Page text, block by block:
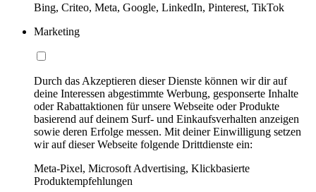
Bing, Criteo, Meta, Google, LinkedIn, Pinterest, TikTok
Marketing
Durch das Akzeptieren dieser Dienste können wir dir auf
deine Interessen abgestimmte Werbung, gesponserte Inhalte
oder Rabattaktionen für unsere Webseite oder Produkte
basierend auf deinem Surf- und Einkaufsverhalten anzeigen
sowie deren Erfolge messen. Mit deiner Einwilligung setzen
wir auf dieser Webseite folgende Drittdienste ein:
Meta-Pixel, Microsoft Advertising, Klickbasierte
Produktempfehlungen